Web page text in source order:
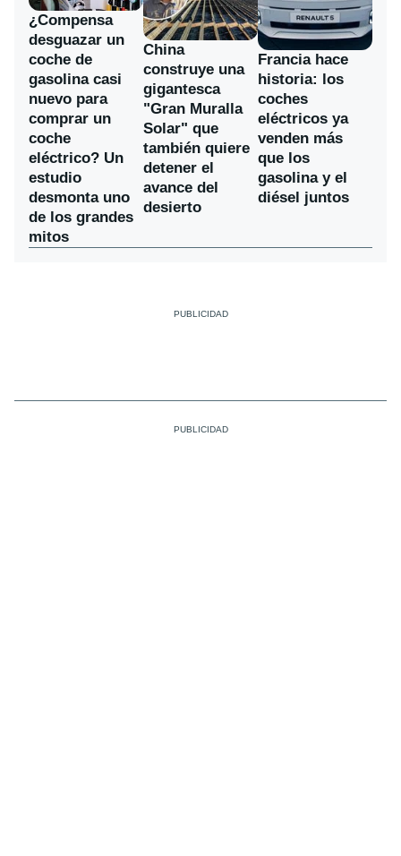
¿Compensa
desguazar un
coche de
gasolina casi
nuevo para
comprar un
coche
eléctrico? Un
estudio
desmonta uno
de los grandes
mitos
China
construye una
gigantesca
"Gran Muralla
Solar" que
también quiere
detener el
avance del
desierto
Francia hace
historia: los
coches
eléctricos ya
venden más
que los
gasolina y el
diésel juntos